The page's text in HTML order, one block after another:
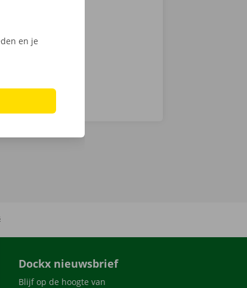
Dockx nieuwsbrief
Blijf op de hoogte van
en je